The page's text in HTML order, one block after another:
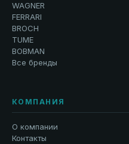
WAGNER
FERRARI
BROCH
TUME
BOBMAN
Все бренды
КОМПАНИЯ
О компании
Контакты